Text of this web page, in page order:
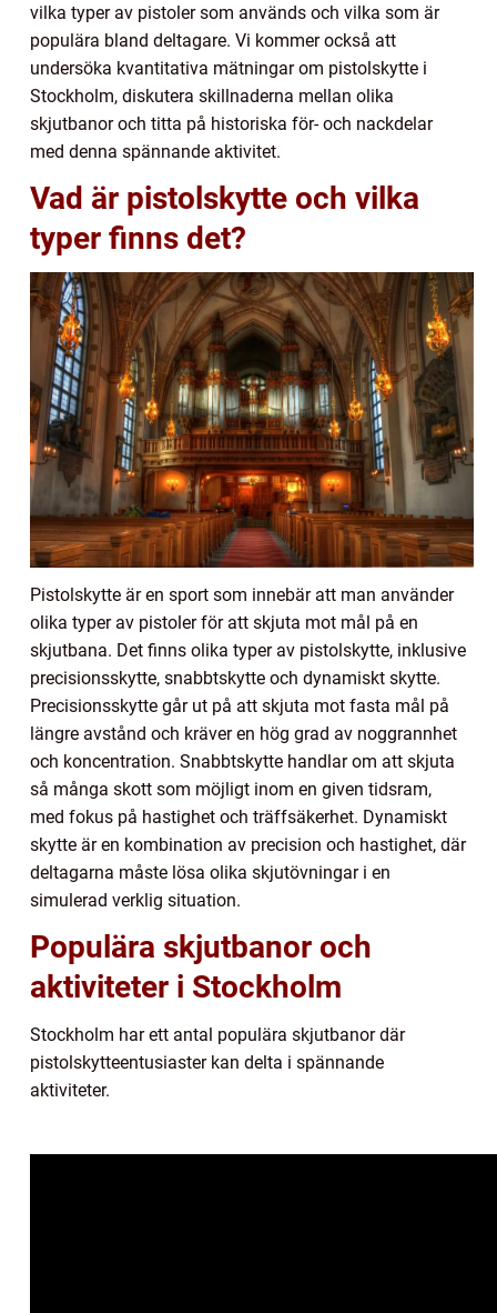
vilka typer av pistoler som används och vilka som är
populära bland deltagare. Vi kommer också att
undersöka kvantitativa mätningar om pistolskytte i
Stockholm, diskutera skillnaderna mellan olika
skjutbanor och titta på historiska för- och nackdelar
med denna spännande aktivitet.
Vad är pistolskytte och vilka
typer finns det?
Pistolskytte är en sport som innebär att man använder
olika typer av pistoler för att skjuta mot mål på en
skjutbana. Det finns olika typer av pistolskytte, inklusive
precisionsskytte, snabbtskytte och dynamiskt skytte.
Precisionsskytte går ut på att skjuta mot fasta mål på
längre avstånd och kräver en hög grad av noggrannhet
och koncentration. Snabbtskytte handlar om att skjuta
så många skott som möjligt inom en given tidsram,
med fokus på hastighet och träffsäkerhet. Dynamiskt
skytte är en kombination av precision och hastighet, där
deltagarna måste lösa olika skjutövningar i en
simulerad verklig situation.
Populära skjutbanor och
aktiviteter i Stockholm
Stockholm har ett antal populära skjutbanor där
pistolskytteentusiaster kan delta i spännande
aktiviteter.